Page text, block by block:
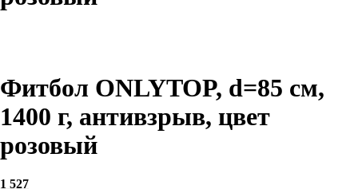
Фитбол ONLYTOP, d=85 см,
1400 г, антивзрыв, цвет
розовый
1 527